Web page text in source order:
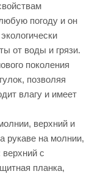
погоду и он
от воды и грязи.
поколения
позволяя
влагу и имеет
верхний и
рукаве на молнии,
с
планка,